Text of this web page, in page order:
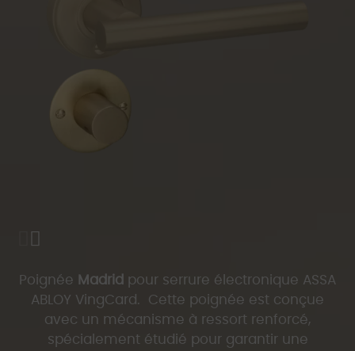
Poignée Madrid pour serrure électronique ASSA
ABLOY VingCard. Cette poignée est conçue
avec un mécanisme à ressort renforcé,
spécialement étudié pour garantir une